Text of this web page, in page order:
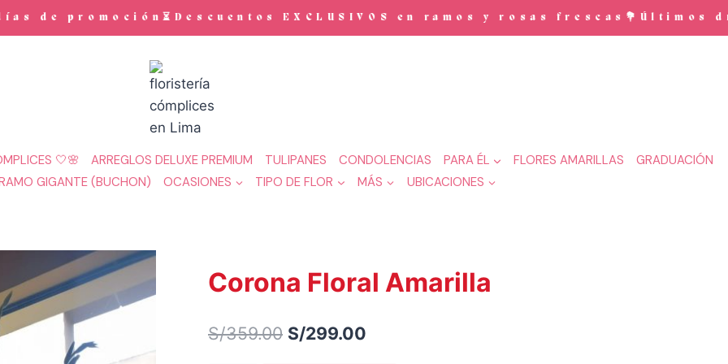
promoción⏳Descuentos EXCLUSIVOS en ramos y rosas frescas💐Últimos
🤍🌸 ARREGLOS DELUXE PREMIUM TULIPANES CONDOLENCIAS PARA ÉL FLORES AMARILLAS
GRADUACIÓN
GIGANTE (BUCHON) OCASIONES TIPO DE FLOR MÁS UBICACIONES
Corona Floral Amarilla
S/359.00 El
S/299.00